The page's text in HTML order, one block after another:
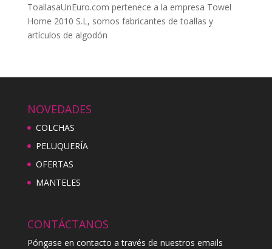
ToallasaUnEuro.com pertenece a la empresa Towel
Home 2010 S.L, somos fabricantes de toallas y
artículos de algodón
NOVEDADES
COLCHAS
PELUQUERÍA
OFERTAS
MANTELES
CONTÁCTANOS
Póngase en contacto a través de nuestros emails